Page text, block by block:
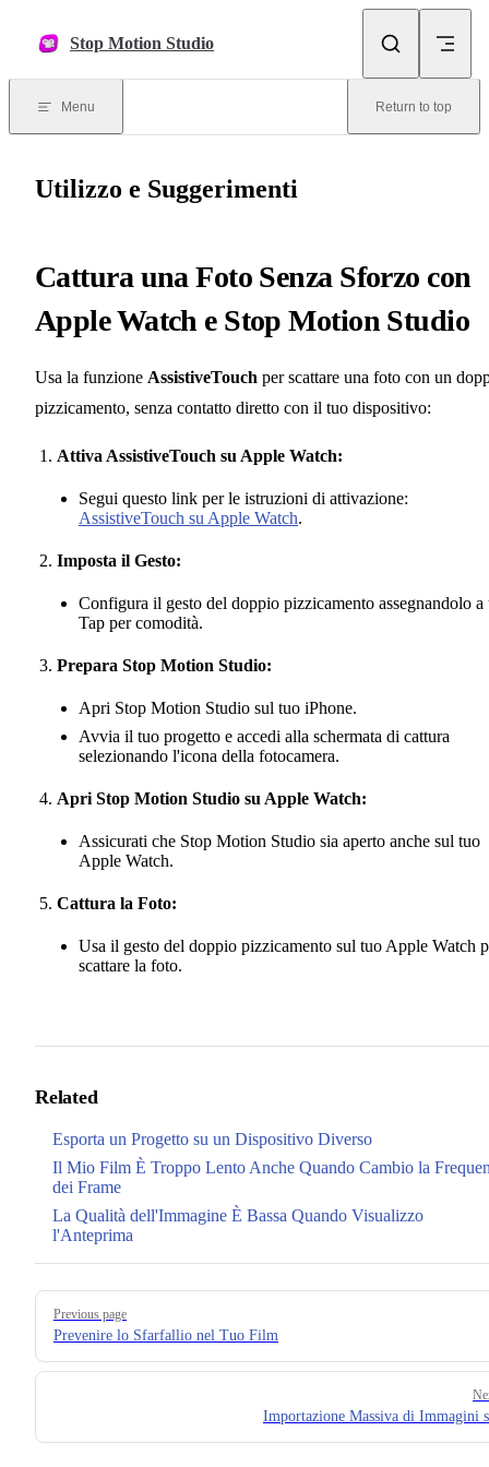
Stop Motion Studio
Menu Return to top
Utilizzo e Suggerimenti
Cattura una Foto Senza Sforzo con
Apple Watch e Stop Motion Studio
Usa la funzione AssistiveTouch per scattare una foto con un
pizzicamento, senza contatto diretto con il tuo dispositivo:
Attiva AssistiveTouch su Apple Watch:
Segui questo link per le istruzioni di attivazione:
AssistiveTouch su Apple Watch.
Imposta il Gesto:
Configura il gesto del doppio pizzicamento assegnandolo a
Tap per comodità.
Prepara Stop Motion Studio:
Apri Stop Motion Studio sul tuo iPhone.
Avvia il tuo progetto e accedi alla schermata di cattura
selezionando l'icona della fotocamera.
Apri Stop Motion Studio su Apple Watch:
Assicurati che Stop Motion Studio sia aperto anche sul tuo
Apple Watch.
Cattura la Foto:
Usa il gesto del doppio pizzicamento sul tuo Apple Watch
scattare la foto.
Related
Esporta un Progetto su un Dispositivo Diverso
Il Mio Film È Troppo Lento Anche Quando Cambio la
dei Frame
La Qualità dell'Immagine È Bassa Quando Visualizzo
l'Anteprima
Pager
Previous page
Prevenire lo Sfarfallio nel Tuo Film
Importazione Massiva di Immagini